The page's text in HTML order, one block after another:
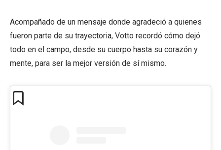
Acompañado de un mensaje donde agradeció a quienes
fueron parte de su trayectoria, Votto recordó cómo dejó
todo en el campo, desde su cuerpo hasta su corazón y
mente, para ser la mejor versión de sí mismo.